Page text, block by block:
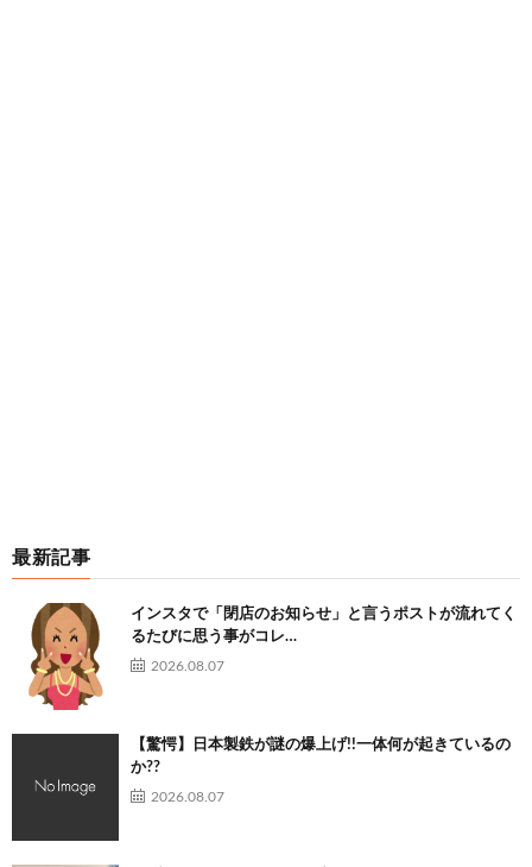
最新記事
インスタで「閉店のお知らせ」と言うポストが流れてく
るたびに思う事がコレ…
2026.08.07
【驚愕】日本製鉄が謎の爆上げ!!一体何が起きているの
か??
2026.08.07